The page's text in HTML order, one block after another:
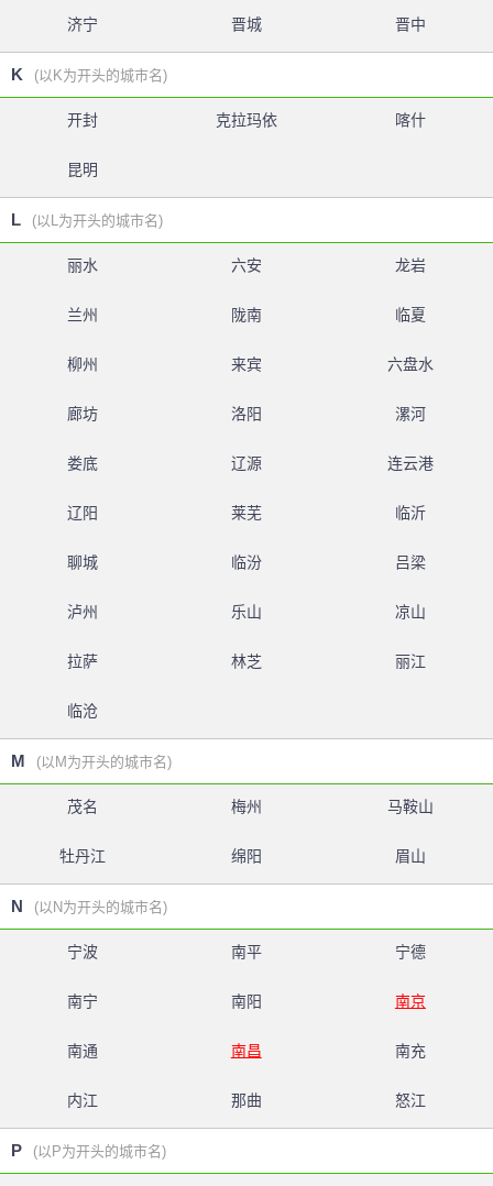
济宁 晋城 晋中
K (以K为开头的城市名)
开封 克拉玛依 喀什
昆明
L (以L为开头的城市名)
丽水 六安 龙岩
兰州 陇南 临夏
柳州 来宾 六盘水
廊坊 洛阳 漯河
娄底 辽源 连云港
辽阳 莱芜 临沂
聊城 临汾 吕梁
泸州 乐山 凉山
拉萨 林芝 丽江
临沧
M (以M为开头的城市名)
茂名 梅州 马鞍山
牡丹江 绵阳 眉山
N (以N为开头的城市名)
宁波 南平 宁德
南宁 南阳 南京
南通 南昌 南充
内江 那曲 怒江
P (以P为开头的城市名)